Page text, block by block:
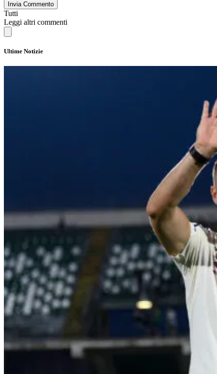
Invia Commento
Tutti
Leggi altri commenti
Ultime Notizie